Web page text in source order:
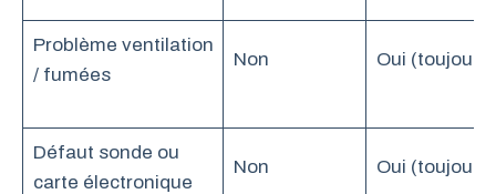
Problème ventilation
/ fumées
Non Oui (toujours)
Défaut sonde ou
carte électronique
Non Oui (toujours)